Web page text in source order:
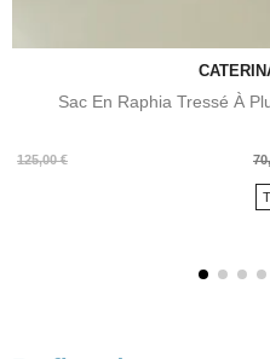
Sac En Raphia Tressé À
125,00 €
Prix
Prix